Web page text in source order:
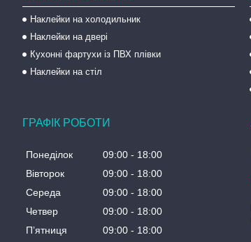
Наклейки на холодильник
Наклейки на двері
Кухонні фартухи із ПВХ плівки
Наклейки на стіл
ГРАФІК РОБОТИ
Понеділок 09:00
18:00
Вівторок
09:00
18:00
Середа
09:00
18:00
Четвер
09:00
18:00
Пʼятниця
09:00 18:00